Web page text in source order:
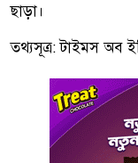
ছাড়া।
তথ্যসূত্র: টাইমস অব